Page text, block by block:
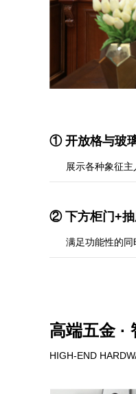
① 开放格与玻
展示各种象征
② 下方柜门+
满足功能性的同
高端五金 ·
HIGH-END